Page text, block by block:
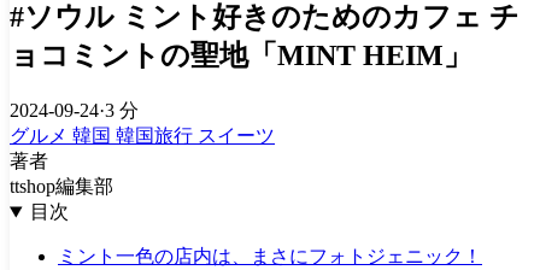
#ソウル ミント好きのためのカフェ チ
ョコミントの聖地「MINT HEIM」
2024-09-24·3 分
グルメ 韓国 韓国旅行 スイーツ
著者
ttshop編集部
目次
ミント一色の店内は、まさにフォトジェニック！